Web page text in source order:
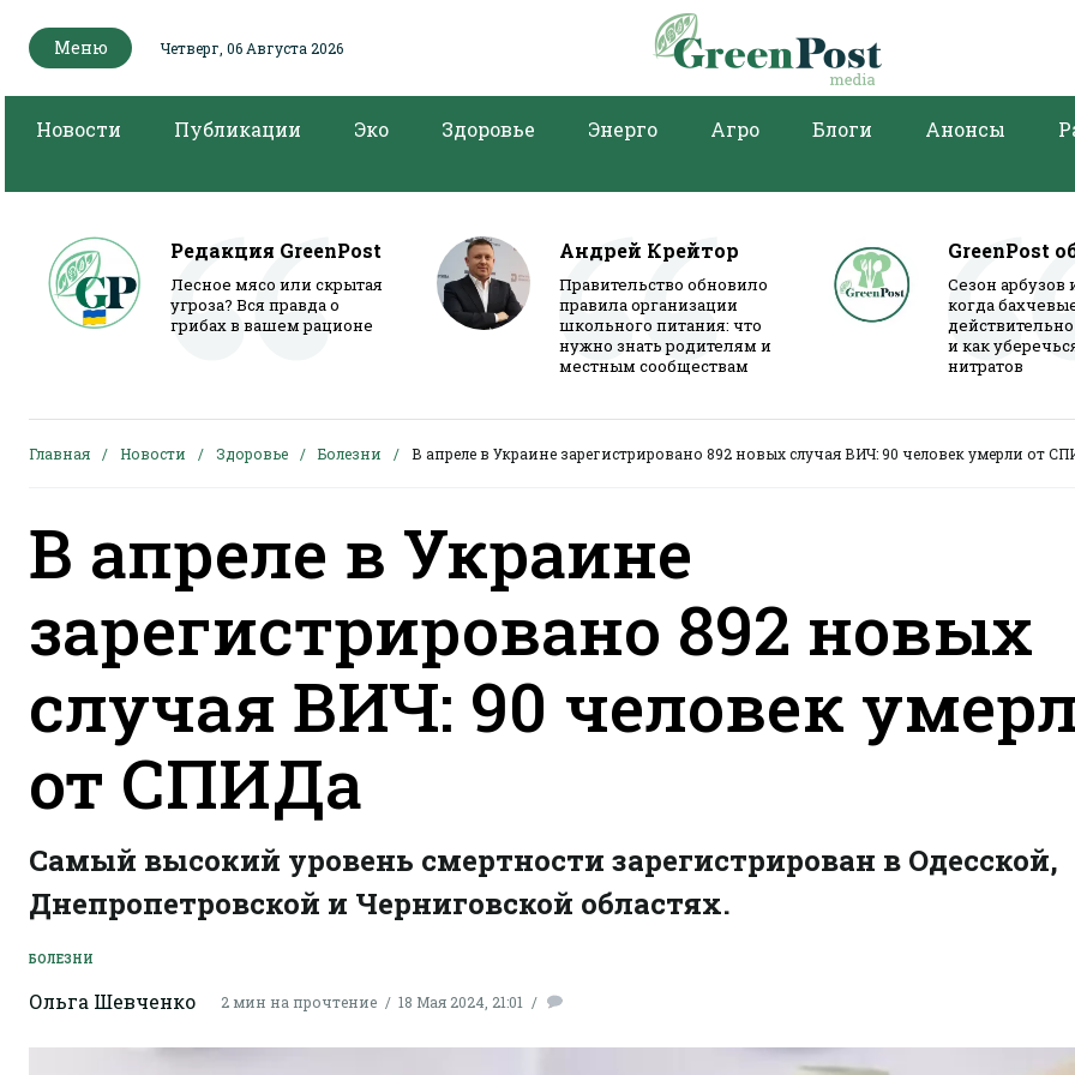
Меню Четверг, 06 Августа 2026
Новости Публикации Эко Здоровье Энерго Агро Блоги Анонсы
Редакция GreenPost
Лесное мясо или скрытая
угроза? Вся правда о
грибах в вашем рационе
Андрей Крейтор
Правительство обновило
правила организации
школьного питания: что
нужно знать родителям и
местным сообществам
GreenPost
Сезон арбузов
когда
и как
нитратов
Главная Новости Здоровье Болезни В апреле в Украине зарегистрировано 892 новых случая ВИЧ: 90 человек умерли от
В апреле в Украине
зарегистрировано 892 новых
случая ВИЧ: 90 человек
от СПИДа
Самый высокий уровень смертности зарегистрирован в Одесской,
Днепропетровской и Черниговской областях.
БОЛЕЗНИ
Ольга Шевченко 2 мин на прочтение 18 Мая 2024, 21:01